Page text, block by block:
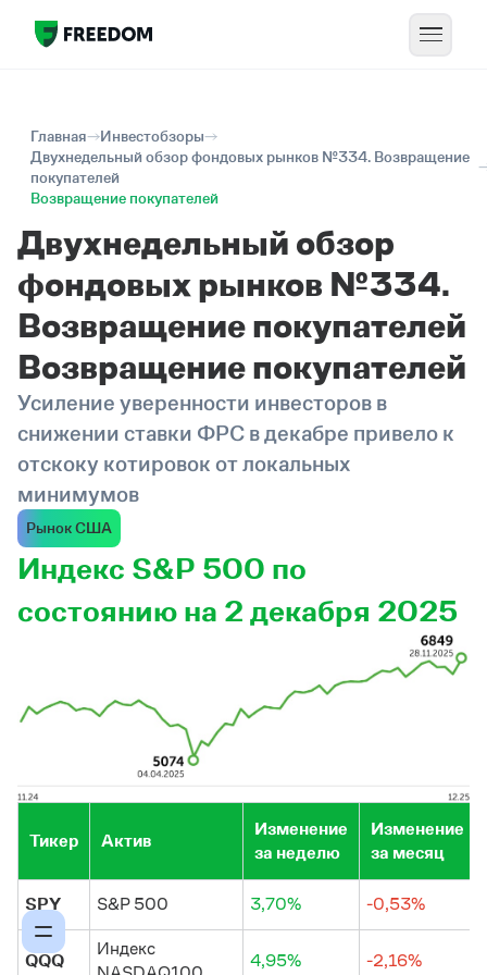
Главная
Инвестобзоры
Двухнедельный обзор фондовых рынков №334. Возвращение
покупателей
Возвращение покупателей
Двухнедельный обзор
фондовых рынков №334.
Возвращение покупателей
Возвращение покупателей
Усиление уверенности инвесторов в
снижении ставки ФРС в декабре привело к
отскоку котировок от локальных
минимумов
Рынок США
Индекс S&P 500 по
состоянию на 2 декабря 2025
Тикер Актив
Изменение
за неделю
Изменение
за месяц
SPY S&P 500 3,70% -0,53%
QQQ
Индекс
4,95% -2,16%